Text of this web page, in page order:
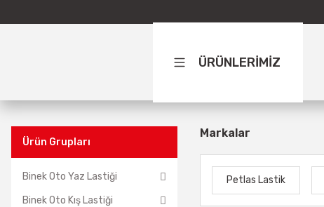
ÜRÜNLERİMİZ
Ürün Grupları
Binek Oto Yaz Lastiği
Binek Oto Kış Lastiği
Markalar
Petlas Lastik